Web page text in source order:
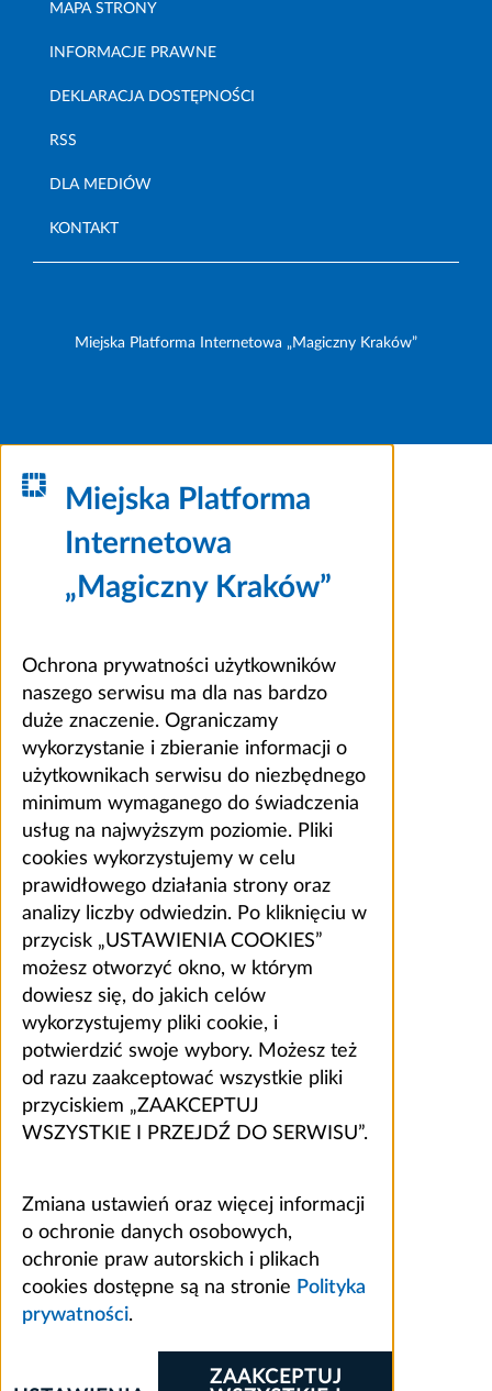
MAPA STRONY
INFORMACJE PRAWNE
DEKLARACJA DOSTĘPNOŚCI
RSS
DLA MEDIÓW
KONTAKT
Miejska Platforma Internetowa „Magiczny Kraków”
Miejska Platforma
Internetowa
„Magiczny Kraków”
Ochrona prywatności użytkowników
naszego serwisu ma dla nas bardzo
duże znaczenie. Ograniczamy
wykorzystanie i zbieranie informacji o
użytkownikach serwisu do niezbędnego
minimum wymaganego do świadczenia
usług na najwyższym poziomie. Pliki
cookies wykorzystujemy w celu
prawidłowego działania strony oraz
analizy liczby odwiedzin. Po kliknięciu w
przycisk „USTAWIENIA COOKIES”
możesz otworzyć okno, w którym
dowiesz się, do jakich celów
wykorzystujemy pliki cookie, i
potwierdzić swoje wybory. Możesz też
od razu zaakceptować wszystkie pliki
przyciskiem „ZAAKCEPTUJ
WSZYSTKIE I PRZEJDŹ DO SERWISU”.
Zmiana ustawień oraz więcej informacji
o ochronie danych osobowych,
ochronie praw autorskich i plikach
cookies dostępne są na stronie Polityka
prywatności.
ZAAKCEPTUJ